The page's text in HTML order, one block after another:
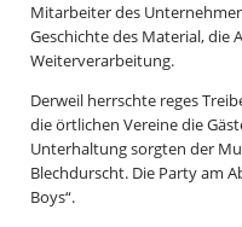
Mitarbeiter des
Geschichte des Material, die
Weiterverarbeitung.
Derweil herrschte reges
die örtlichen Vereine die
Unterhaltung sorgten der
Blechdurscht. Die Party am
Boys“.